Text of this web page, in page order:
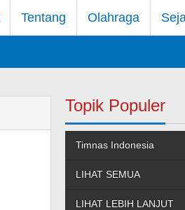
Tentang Olahraga
Topik Populer
Timnas Indonesia
LIHAT SEMUA
LIHAT LEBIH LANJUT